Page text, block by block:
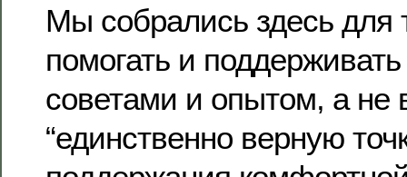
Мы собрались здесь для
помогать и поддерживать
советами и опытом, а не
“единственно верную